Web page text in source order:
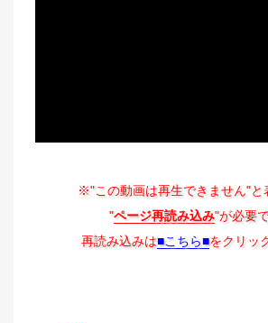
※"この動画は再生できません"と
"ページ再読み込み"が必要で
再読み込みは■こちら■をクリッ